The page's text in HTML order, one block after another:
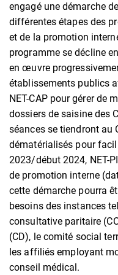
engagé une démarche
différentes étapes des
et de la promotion
programme se décline
en œuvre
établissements publics
NET-CAP pour gérer de
dossiers de saisine des
séances se tiendront au
dématérialisés pour
2023/début 2024, NET-
de promotion interne
cette démarche pourra
besoins des instances
consultative paritaire
(CD), le comité social
les affiliés employant
conseil médical.